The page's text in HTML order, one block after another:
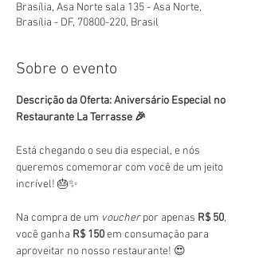
Brasília, Asa Norte sala 135 - Asa Norte,
Brasília - DF, 70800-220, Brasil
Sobre o evento
Descrição da Oferta: Aniversário Especial no
Restaurante La Terrasse 🎉
Está chegando o seu dia especial, e nós
queremos comemorar com você de um jeito
incrível! 🎂✨
Na compra de um voucher por apenas R$ 50,
você ganha R$ 150 em consumação para
aproveitar no nosso restaurante! 😍